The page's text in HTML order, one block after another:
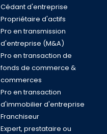
Cédant d'entreprise
Propriétaire d'actifs
Pro en transmission
d'entreprise (M&A)
Pro en transaction de
fonds de commerce &
commerces
Pro en transaction
d'immobilier d'entreprise
Franchiseur
Expert, prestataire ou